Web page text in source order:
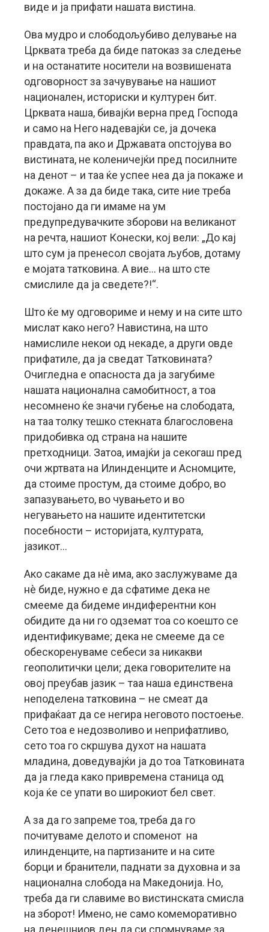
виде и ја прифати нашата вистина.
Ова мудро и слободољубиво делување на
Црквата треба да биде патоказ за следење
и на останатите носители на возвишената
одговорност за зачувување на нашиот
национален, историски и културен бит.
Црквата наша, бивајќи верна пред Господа
и само на Него надевајќи се, ја дочека
правдата, па ако и Државата опстојува во
вистината, не коленичејќи пред посилните
на денот – и таа ќе успее неа да ја покаже и
докаже. А за да биде така, сите ние треба
постојано да ги имаме на ум
предупредувачките зборови на великанот
на речта, нашиот Конески, кој вели: „До кај
што сум ја пренесол својата љубов, дотаму
е мојата татковина. А вие… на што сте
смислиле да ја сведете?!“.
Што ќе му одговориме и нему и на сите што
мислат како него? Навистина, на што
намислиле некои од некаде, а други овде
прифатиле, да ја сведат Татковината?
Очигледна е опасноста да ја загубиме
нашата национална самобитност, а тоа
несомнено ќе значи губење на слободата,
на таа толку тешко стекната благословена
придобивка од страна на нашите
претходници. Затоа, имајќи ја секогаш пред
очи жртвата на Илинденците и Асномците,
да стоиме простум, да стоиме добро, во
запазувањето, во чувањето и во
негувањето на нашите идентитетски
посебности – историјата, културата,
јазикот…
Ако сакаме да нè има, ако заслужуваме да
нè биде, нужно е да сфатиме дека не
смееме да бидеме индиферентни кон
обидите да ни го одземат тоа со коешто се
идентификуваме; дека не смееме да се
обескоренуваме себеси за никакви
геополитички цели; дека говорителите на
овој преубав јазик – таа наша единствена
неподелена татковина – не смеат да
прифаќаат да се негира неговото постоење.
Сето тоа е недозволиво и неприфатливо,
сето тоа го скршува духот на нашата
младина, доведувајќи ја до тоа Татковината
да ја гледа како привремена станица од
која ќе се упати во широкиот бел свет.
А за да го запреме тоа, треба да го
почитуваме делото и споменот на
илинденците, на партизаните и на сите
борци и бранители, паднати за духовна и за
национална слобода на Македонија. Но,
треба да ги славиме во вистинската смисла
на зборот! Имено, не само комеморативно
на денешниов ден да си спомнуваме за